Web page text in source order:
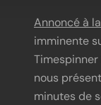
Annoncé à
imminente
nous
minutes de